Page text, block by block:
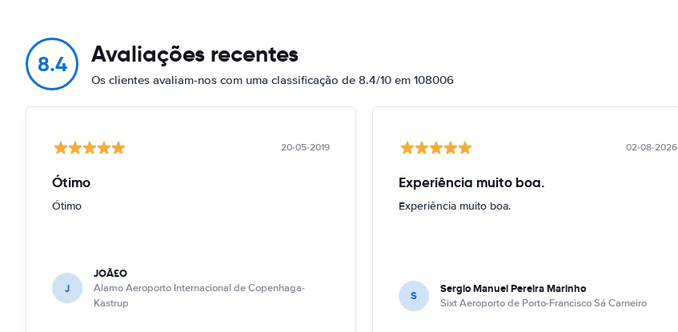
8.4 Avaliações recentes
Os clientes avaliam-nos com uma classificação de 8.4/10 em 108006
20-05-2019
Ótimo
Ótimo
J
JOÃ£O
Alamo Aeroporto Internacional de Copenhaga-
Kastrup
02-08-2026
Experiência muito boa.
Experiência muito boa.
S Sergio Manuel Pereira Marinho
Sixt Aeroporto de Porto-Francisco Sá Carneiro